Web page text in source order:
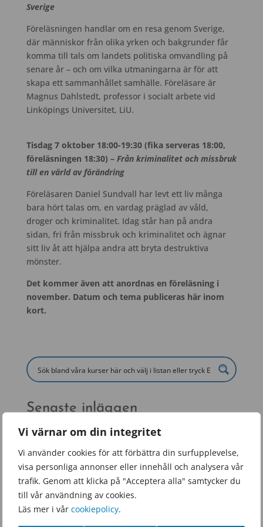
Vi värnar om din integritet
Vi använder cookies för att förbättra din surfupplevelse,
visa personliga annonser eller innehåll och analysera vår
trafik. Genom att klicka på "Acceptera alla" samtycker du
till vår användning av cookies.
Läs mer i vår cookiepolicy.
Sverige
Föreläsningen handlar om en resa genom Sverige,
där människor från olika yrken och bakgrunder får
komma till tals om landets politiska omvandling på
senare år – och om vilka utmaningarna är för att
skapa ett sammanhållet samhälle. Föreläsare är
Magnus Dahlstedt, professor i socialt arbete vid
Linköpings Universitet, LiU.
Tisdag 7 oktober 18:00-19:30 (fika serveras 18:00,
föreläsningen 18:30) – Från kriminalitet och missbruk
till en värld av förändring
Föreläsaren Daniel Sundvall har levt ett liv många
bara hört talas om, en vardag präglad av våld,
droger och kriminalitet. Idag står han på andra
sidan, fri från missbruk och kriminalitet och ägnar
sitt liv åt att hjälpa andra att bryta destruktiva
mönster.
Det kommer även att anordnas en föreläsning i
november. Datum och tema publiceras här inom
kort.
Senaste inläggen
Nu säger vi tack för det här läsåret!
Låt jakten börja! Operation: De förlorade äggen 🐣
Öppet hus 28 mars
Årets Tranåsambassadör – rektor Matilda
Senewiratne!
Snacka ock fika!